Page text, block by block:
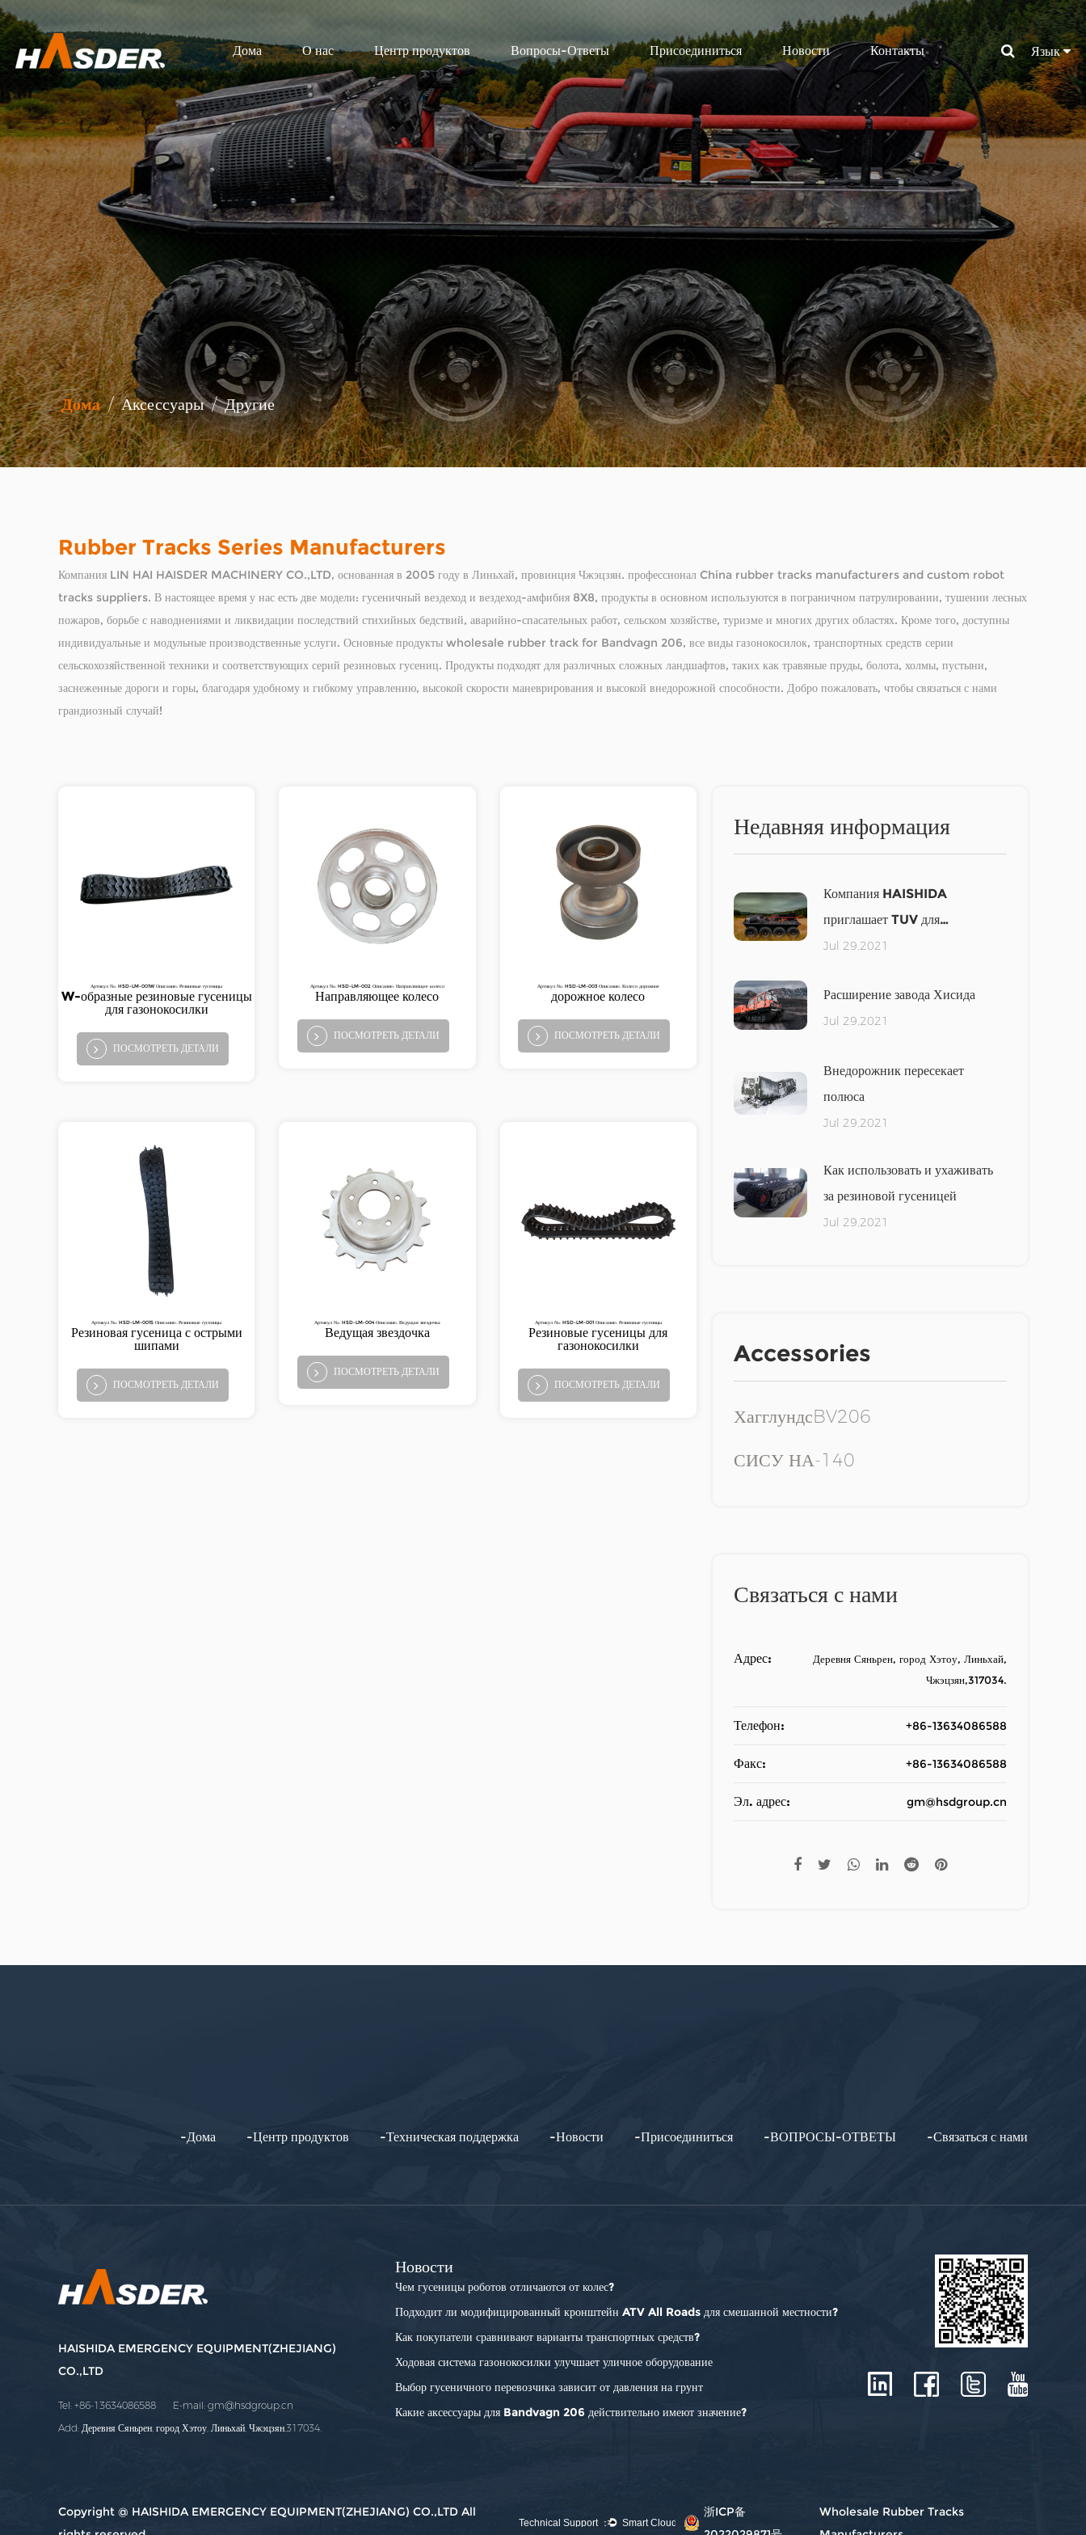
Дома О нас Центр продуктов Вопросы-Ответы Присоединиться Новости Контакты Язык
Дома/Аксессуары/Другие
Rubber Tracks Series Manufacturers
Компания LIN HAI HAISDER MACHINERY CO.,LTD, основанная в 2005 году в Линьхай, провинция Чжэцзян. профессионал China rubber tracks manufacturers and custom robot
tracks suppliers. В настоящее время у нас есть две модели: гусеничный вездеход и вездеход-амфибия 8X8, продукты в основном используются в пограничном патрулировании, тушении лесных
пожаров, борьбе с наводнениями и ликвидации последствий стихийных бедствий, аварийно-спасательных работ, сельском хозяйстве, туризме и многих других областях. Кроме того, доступны
индивидуальные и модульные производственные услуги. Основные продукты wholesale rubber track for Bandvagn 206, все виды газонокосилок, транспортных средств серии
сельскохозяйственной техники и соответствующих серий резиновых гусениц. Продукты подходят для различных сложных ландшафтов, таких как травяные пруды, болота, холмы, пустыни,
заснеженные дороги и горы, благодаря удобному и гибкому управлению, высокой скорости маневрирования и высокой внедорожной способности. Добро пожаловать, чтобы связаться с нами
грандиозный случай!
Артикул №: HSD-LM-001W Описание: Резиновые гусеницы
W-образные резиновые гусеницы
для газонокосилки
ПОСМОТРЕТЬ ДЕТАЛИ
Артикул №: HSD-LM-002 Описание: Направляющее колесо
Направляющее колесо
ПОСМОТРЕТЬ ДЕТАЛИ
Артикул №: HSD-LM-003 Описание: Колесо дорожное
дорожное колесо
ПОСМОТРЕТЬ ДЕТАЛИ
Артикул №: HSD-LM-001S Описание: Резиновые гусеницы
Резиновая гусеница с острыми
шипами
ПОСМОТРЕТЬ ДЕТАЛИ
Артикул №: HSD-LM-004 Описание: Ведущая звездочка
Ведущая звездочка
ПОСМОТРЕТЬ ДЕТАЛИ
Артикул №: HSD-LM-001 Описание: Резиновые гусеницы
Резиновые гусеницы для
газонокосилки
ПОСМОТРЕТЬ ДЕТАЛИ
Недавняя информация
Компания HAISHIDA
приглашает TUV для
проведения сертификации
Jul 29,2021
Расширение завода Хисида
Jul 29,2021
Внедорожник пересекает
полюса
Jul 29,2021
Как использовать и ухаживать
за резиновой гусеницей
Jul 29,2021
Accessories
ХагглундсBV206
СИСУ НА-140
Связаться с нами
Адрес:
Деревня Сяньрен, город Хэтоу, Линьхай,
Чжэцзян,317034.
Телефон: +86-13634086588
Факс: +86-13634086588
Эл. адрес: gm@hsdgroup.cn
-Дома -Центр продуктов -Техническая поддержка -Новости -Присоединиться -ВОПРОСЫ-ОТВЕТЫ -Связаться с нами
HAISHIDA EMERGENCY EQUIPMENT(ZHEJIANG)
CO.,LTD
Tel: +86-13634086588 E-mail:gm@hsdgroup.cn
Add: Деревня Сяньрен, город Хэтоу, Линьхай, Чжэцзян,317034.
Новости
Чем гусеницы роботов отличаются от колес?
Подходит ли модифицированный кронштейн ATV All Roads для смешанной местности?
Как покупатели сравнивают варианты транспортных средств?
Ходовая система газонокосилки улучшает уличное оборудование
Выбор гусеничного перевозчика зависит от давления на грунт
Какие аксессуары для Bandvagn 206 действительно имеют значение?
Copyright @ HAISHIDA EMERGENCY EQUIPMENT(ZHEJIANG) CO.,LTD All
浙ICP备
Wholesale Rubber Tracks